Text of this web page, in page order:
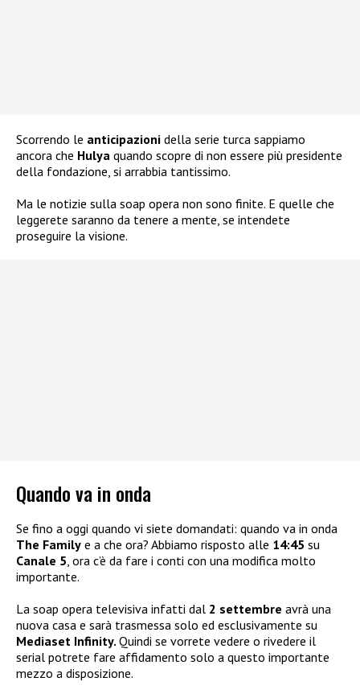
Scorrendo le anticipazioni della serie turca sappiamo
ancora che Hulya quando scopre di non essere più presidente
della fondazione, si arrabbia tantissimo.
Ma le notizie sulla soap opera non sono finite. E quelle che
leggerete saranno da tenere a mente, se intendete
proseguire la visione.
Quando va in onda
Se fino a oggi quando vi siete domandati: quando va in onda
The Family e a che ora? Abbiamo risposto alle 14:45 su
Canale 5, ora c’è da fare i conti con una modifica molto
importante.
La soap opera televisiva infatti dal 2 settembre avrà una
nuova casa e sarà trasmessa solo ed esclusivamente su
Mediaset Infinity. Quindi se vorrete vedere o rivedere il
serial potrete fare affidamento solo a questo importante
mezzo a disposizione.